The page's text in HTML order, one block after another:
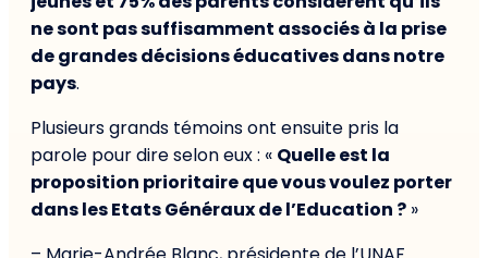
ne sont pas suffisamment associés à la prise
de grandes décisions éducatives dans notre
pays.
Plusieurs grands témoins ont ensuite pris la
parole pour dire selon eux : « Quelle est la
proposition prioritaire que vous voulez porter
dans les Etats Généraux de l’Education ? »